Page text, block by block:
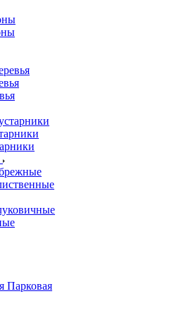
Парковая